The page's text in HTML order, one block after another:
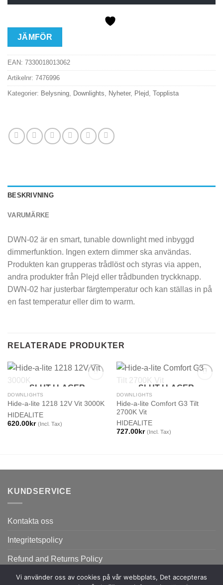
JÄMFÖR
EAN: 7330018013062
Artikelnr: 7476996
Kategorier: Belysning Downlights Nyheter, Plejd Topplista
BESKRIVNING
VARUMÄRKE
DWN-02 är en smart, tunable downlight med inbyggd
dimmerfunktion. Ingen extern dimmer ska användas.
Produkten kan grupperas trådlöst och styras via appen,
andra produkter från Plejd eller trådbunden tryckknapp.
DWN-02 har justerbar färgtemperatur och kan ställas in på
en fast temperatur eller dim to warm.
RELATERADE PRODUKTER
SLUT I LAGER
DOWNLIGHTS
Hide-a-lite 1218 12V Vit 3000K
HIDEALITE
620.00kr (Incl. Tax)
SLUT I LAGER
DOWNLIGHTS
Hide-a-lite Comfort G3 Tilt
2700K Vit
HIDEALITE
727.00kr (Incl. Tax)
KUNDSERVICE
Kontakta oss
Integritetspolicy
Refund and Returns Policy
Vi använder oss av cookies på vår webbplats, Det accepteras